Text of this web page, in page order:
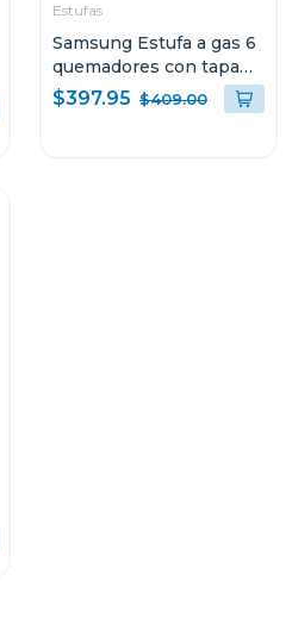
Estufas
Samsung Estufa a gas 6
quemadores con tapa
de vidrio nx52t5511ls
$397.95 $409.00